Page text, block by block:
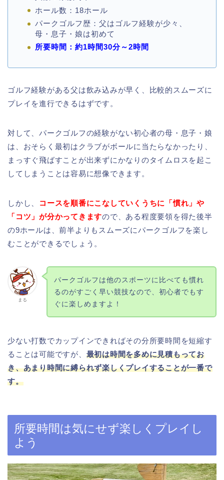
ホール数：18ホール
パークゴルフ歴：父はゴルフ経験が少々、
母・息子・娘は初めて
所要時間：約1時間30分～2時間
ゴルフ経験がある父は飲み込みが早く、比較的スムーズに
プレイを進行できるはずです。
対して、パークゴルフの経験がない初心者の母・息子・娘
は、おそらく最初はクラブがボールに当たらなかったり、
まっすぐ飛ばすことが出来ずにかなりのタイムロスを起こ
してしまうことは容易に想像できます。
しかし、
コースを順番にこなしていくうちに「慣れ」や
「コツ」が分かってきますので、ある程度要領を得た後半
の9ホールは、前半よりもスムーズにパークゴルフを楽し
むことができるでしょう。
まる
パークゴルフは他のスポーツに比べても慣れ
るのがすごく早い競技なので、初心者でもす
ぐに楽しめますよ！
少ない打数でカップインできればその分所要時間を短縮す
ることは可能ですが、 最初は時間を多めに見積もってお
き、あまり時間に縛られず楽しくプレイすることが一番で
す。
所要時間は気にせず楽しくプレイし
よう